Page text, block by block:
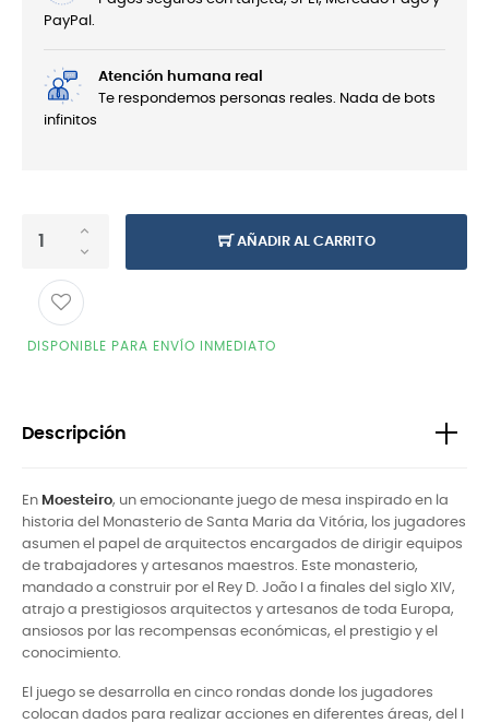
PayPal.
Atención humana real
Te respondemos personas reales. Nada de bots
infinitos
AÑADIR AL CARRITO
DISPONIBLE PARA ENVÍO INMEDIATO
Descripción
En Moesteiro, un emocionante juego de mesa inspirado en la
historia del Monasterio de Santa Maria da Vitória, los jugadores
asumen el papel de arquitectos encargados de dirigir equipos
de trabajadores y artesanos maestros. Este monasterio,
mandado a construir por el Rey D. João I a finales del siglo XIV,
atrajo a prestigiosos arquitectos y artesanos de toda Europa,
ansiosos por las recompensas económicas, el prestigio y el
conocimiento.
El juego se desarrolla en cinco rondas donde los jugadores
colocan dados para realizar acciones en diferentes áreas, del I